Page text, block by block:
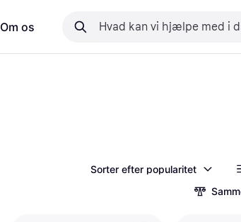
Om os
Sorter efter popularitet